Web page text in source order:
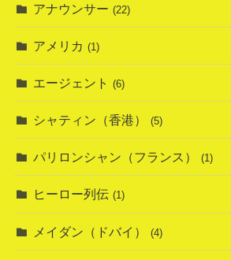
アナウンサー (22)
アメリカ (1)
エージェント (6)
シャティン（香港） (5)
パリロンシャン（フランス） (1)
ヒーロー列伝 (1)
メイダン（ドバイ） (4)